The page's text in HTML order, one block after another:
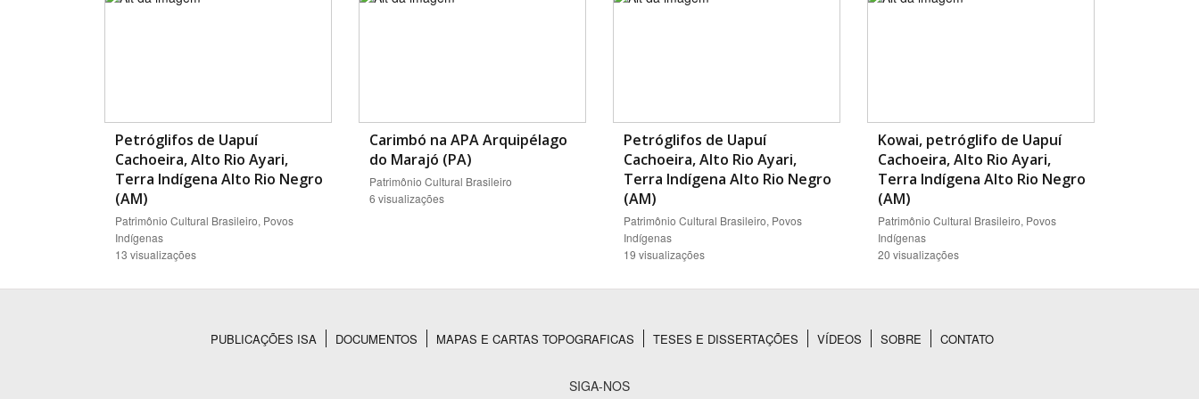
Petróglifos de Uapuí
Cachoeira, Alto Rio Ayari,
Terra Indígena Alto Rio Negro
(AM)
Patrimônio Cultural Brasileiro, Povos
Indígenas
13 visualizações
Carimbó na APA Arquipélago
do Marajó (PA)
Patrimônio Cultural Brasileiro
6 visualizações
Petróglifos de Uapuí
Cachoeira, Alto Rio Ayari,
Terra Indígena Alto Rio Negro
(AM)
Patrimônio Cultural Brasileiro, Povos
Indígenas
19 visualizações
Kowai, petróglifo de Uapuí
Cachoeira, Alto Rio Ayari,
Terra Indígena Alto Rio Negro
(AM)
Patrimônio Cultural Brasileiro, Povos
Indígenas
20 visualizações
PUBLICAÇÕES ISA DOCUMENTOS MAPAS E CARTAS TOPOGRAFICAS TESES E DISSERTAÇÕES VÍDEOS SOBRE CONTATO
SIGA-NOS